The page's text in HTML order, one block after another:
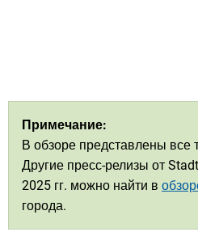
Примечание:
В обзоре представлены все
Другие пресс-релизы от
2025 гг. можно найти в
города.